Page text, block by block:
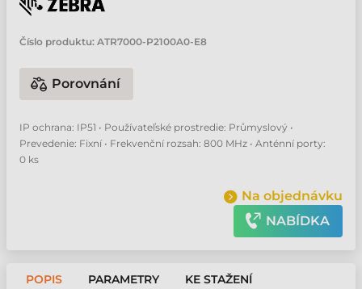
Číslo produktu: ATR7000-P2100A0-E8
Porovnání
IP ochrana: IP51 • Používateľské prostredie: Průmyslový •
Prevedenie: Fixní • Frekvenční rozsah: 800 MHz • Anténní porty:
0 ks
Na objednávku
NABÍDKA
POPIS PARAMETRY KE STAŽENÍ